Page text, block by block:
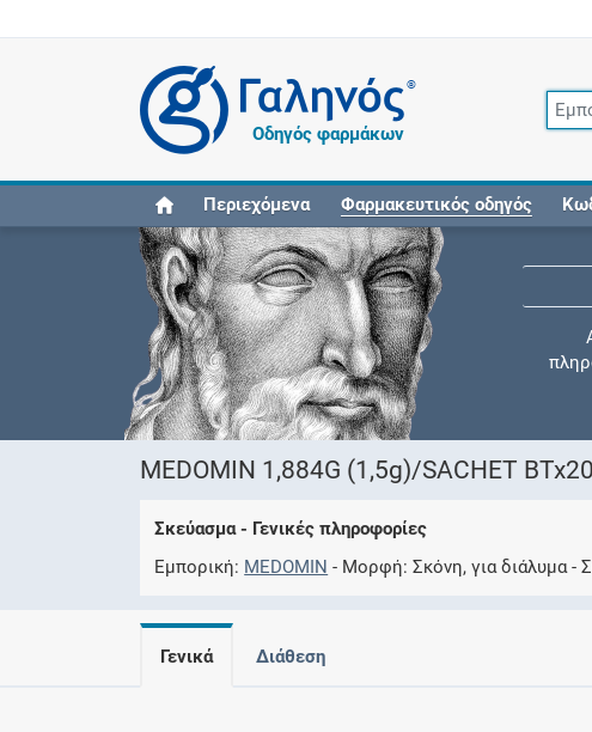
®
Οδηγός φαρμάκων
Περιεχόμενα Φαρμακευτικός οδηγός
MEDOMIN 1,884G (1,5g)/SACHET
Σκεύασμα - Γενικές πληροφορίες
Εμπορική MEDOMIN Μορφή Σκόνη, για διάλυμα
Γενικά Διάθεση